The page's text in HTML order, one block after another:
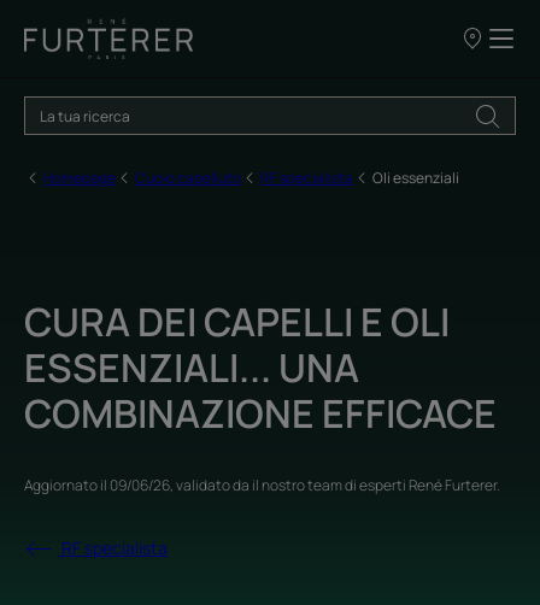
vendita
Homepage Cuoio capelluto RF specialista Oli essenziali
CURA DEI CAPELLI E OLI
ESSENZIALI... UNA
COMBINAZIONE EFFICACE
Aggiornato il 09/06/26, validato da il nostro team di esperti René Furterer.
RF specialista